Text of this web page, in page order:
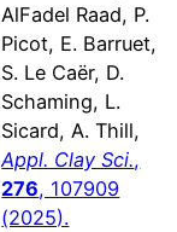
AlFadel Raad, P.
Picot, E. Barruet,
S. Le Caër, D.
Schaming, L.
Sicard, A. Thill,
Appl. Clay Sci.,
276, 107909
(2025).